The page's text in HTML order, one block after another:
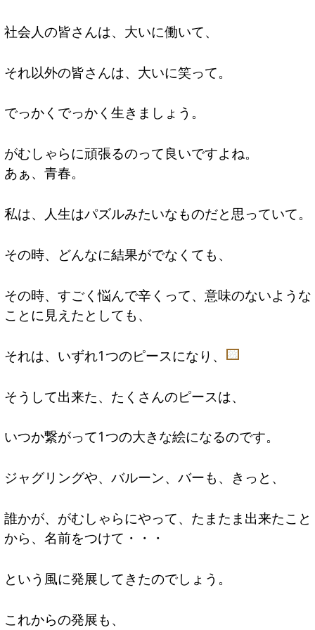
社会人の皆さんは、大いに働いて、
それ以外の皆さんは、大いに笑って。
でっかくでっかく生きましょう。
がむしゃらに頑張るのって良いですよね。
あぁ、青春。
私は、人生はパズルみたいなものだと思っていて。
その時、どんなに結果がでなくても、
その時、すごく悩んで辛くって、意味のないような
ことに見えたとしても、
それは、いずれ1つのピースになり、
そうして出来た、たくさんのピースは、
いつか繋がって1つの大きな絵になるのです。
ジャグリングや、バルーン、バーも、きっと、
誰かが、がむしゃらにやって、たまたま出来たこと
から、名前をつけて・・・
という風に発展してきたのでしょう。
これからの発展も、